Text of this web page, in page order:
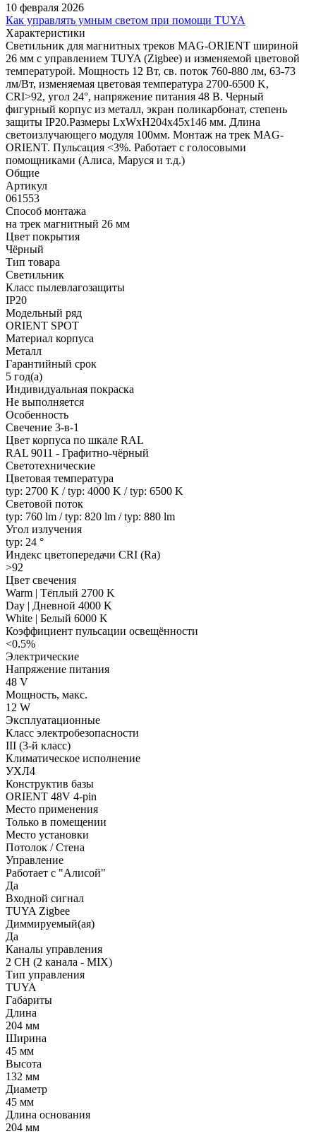
10 февраля 2026
Как управлять умным светом при помощи TUYA
Характеристики
Светильник для магнитных треков MAG-ORIENT шириной
26 мм с управлением TUYA (Zigbee) и изменяемой цветовой
температурой. Мощность 12 Вт, св. поток 760-880 лм, 63-73
лм/Вт, изменяемая цветовая температура 2700-6500 K,
CRI>92, угол 24°, напряжение питания 48 В. Черный
фигурный корпус из металл, экран поликарбонат, степень
защиты IP20.Размеры LxWxH204x45x146 мм. Длина
светоизлучающего модуля 100мм. Монтаж на трек MAG-
ORIENT. Пульсация <3%. Работает с голосовыми
помощниками (Алиса, Маруся и т.д.)
Общие
Артикул
061553
Способ монтажа
на трек магнитный 26 мм
Цвет покрытия
Чёрный
Тип товара
Светильник
Класс пылевлагозащиты
IP20
Модельный ряд
ORIENT SPOT
Материал корпуса
Металл
Гарантийный срок
5 год(а)
Индивидуальная покраска
Не выполняется
Особенность
Свечение 3-в-1
Цвет корпуса по шкале RAL
RAL 9011 - Графитно-чёрный
Светотехнические
Цветовая температура
typ: 2700 K / typ: 4000 K / typ: 6500 K
Световой поток
typ: 760 lm / typ: 820 lm / typ: 880 lm
Угол излучения
typ: 24 °
Индекс цветопередачи CRI (Ra)
>92
Цвет свечения
Warm | Тёплый 2700 K
Day | Дневной 4000 K
White | Белый 6000 K
Коэффициент пульсации освещённости
<0.5%
Электрические
Напряжение питания
48 V
Мощность, макс.
12 W
Эксплуатационные
Класс электробезопасности
III (3-й класс)
Климатическое исполнение
УХЛ4
Конструктив базы
ORIENT 48V 4-pin
Место применения
Только в помещении
Место установки
Потолок / Cтена
Управление
Работает с "Алисой"
Да
Входной сигнал
TUYA Zigbee
Диммируемый(ая)
Да
Каналы управления
2 CH (2 канала - MIX)
Тип управления
TUYA
Габариты
Длина
204 мм
Ширина
45 мм
Высота
132 мм
Диаметр
45 мм
Длина основания
204 мм